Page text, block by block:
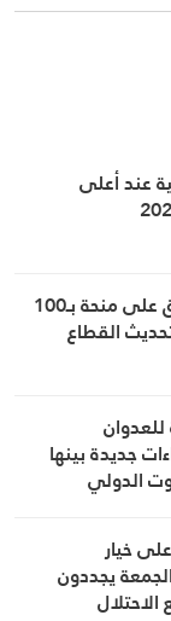
عند أعلى
البنك الدولي يوافق على منحة بـ100
القطاع
جديدة بينها
الدولي
خيار
يجددون